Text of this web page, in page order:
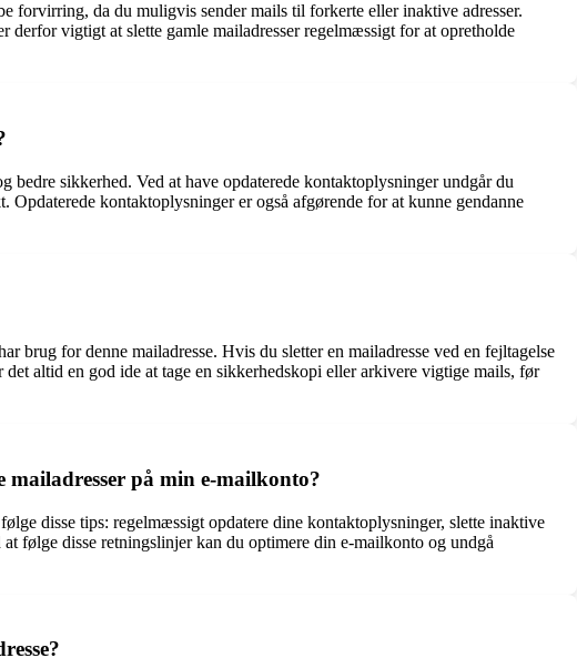
forvirring, da du muligvis sender mails til forkerte eller inaktive adresser.
vigtigt at slette gamle mailadresser regelmæssigt for at opretholde
sikkerhed. Ved at have opdaterede kontaktoplysninger undgår du
kontaktoplysninger er også afgørende for at kunne gendanne
brug for denne mailadresse. Hvis du sletter en mailadresse ved en fejltagelse
altid en god ide at tage en sikkerhedskopi eller arkivere vigtige mails, før
på min e-mailkonto?
disse tips: regelmæssigt opdatere dine kontaktoplysninger, slette inaktive
følge disse retningslinjer kan du optimere din e-mailkonto og undgå